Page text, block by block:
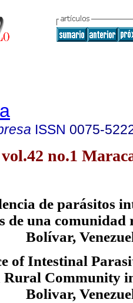
ISSN 0075-
no.1
de parásitos
de una comunidad
Bolívar,
of Intestinal
Community
Bolivar,